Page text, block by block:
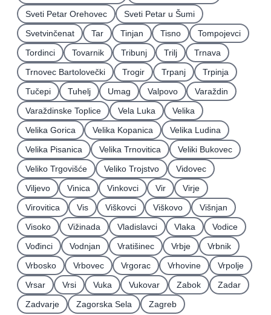
Sveti Petar Orehovec
Sveti Petar u Šumi
Svetvinčenat
Tar Tinjan Tisno
Tompojevci
Tordinci
Tovarnik Tribunj Trilj
Trnava
Trnovec Bartolovečki
Trogir Trpanj
Trpinja
Tučepi
Tuhelj Umag Valpovo
Varaždin
Varaždinske Toplice
Vela Luka
Velika
Velika Gorica
Velika Kopanica
Velika Ludina
Velika Pisanica
Velika Trnovitica
Veliki Bukovec
Veliko Trgovišće
Veliko Trojstvo
Vidovec
Viljevo
Vinica Vinkovci Vir
Virje
Virovitica
Vis Viškovci Viškovo
Višnjan
Visoko
Vižinada Vladislavci Vlaka
Vodice
Vođinci
Vodnjan Vratišinec Vrbje
Vrbnik
Vrbosko
Vrbovec Vrgorac Vrhovine
Vrpolje
Vrsar
Vrsi Vuka Vukovar Zabok
Zadar
Zadvarje
Zagorska Sela Zagreb